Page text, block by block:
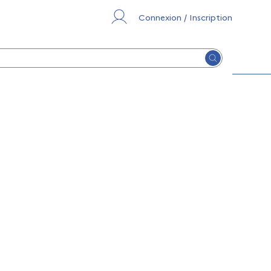
Connexion / Inscription
Lancer la